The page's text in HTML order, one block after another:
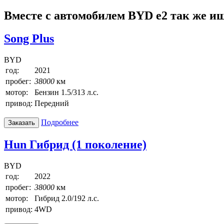
Вместе с автомобилем BYD e2 так же
Song Plus
BYD
год:
2021
пробег: 38000 км
мотор:
Бензин 1.5/313 л.с.
привод: Передний
Заказать Подробнее
Hun Гибрид (1 поколение)
BYD
год:
2022
пробег: 38000 км
мотор:
Гибрид 2.0/192 л.с.
привод: 4WD